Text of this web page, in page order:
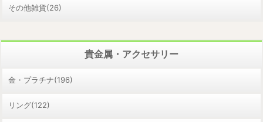
その他雑貨(26)
貴金属・アクセサリー
金・プラチナ(196)
リング(122)